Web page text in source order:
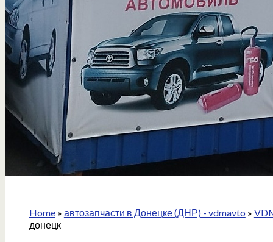
Home» автозапчасти в Донецке (ДНР) - vdmavto »
донецк